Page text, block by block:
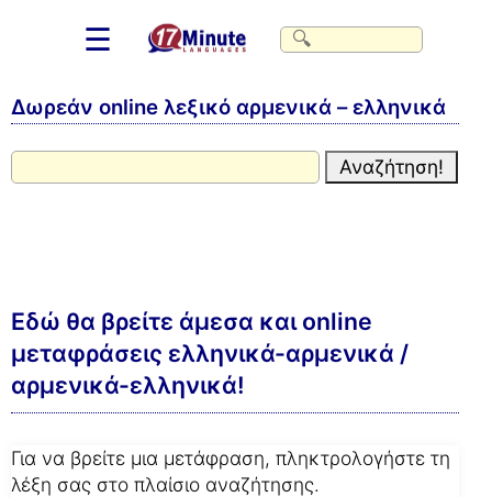
☰
Δωρεάν online λεξικό αρμενικά – ελληνικά
Εδώ θα βρείτε άμεσα και online
μεταφράσεις ελληνικά-αρμενικά /
αρμενικά-ελληνικά!
Για να βρείτε μια μετάφραση, πληκτρολογήστε τη
λέξη σας στο πλαίσιο αναζήτησης.